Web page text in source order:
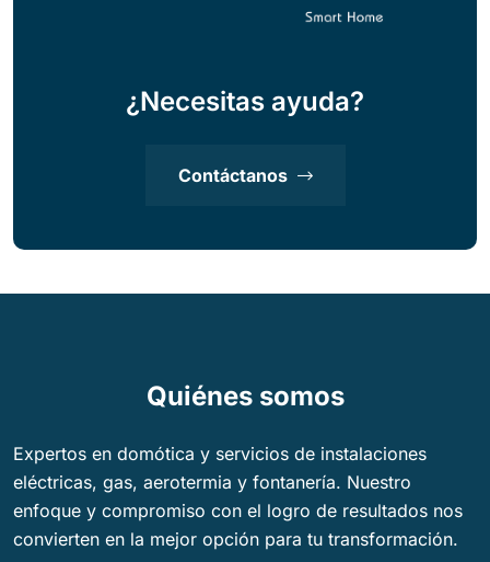
¿Necesitas ayuda?
Contáctanos
Quiénes somos
Expertos en domótica y servicios de instalaciones
eléctricas, gas, aerotermia y fontanería. Nuestro
enfoque y compromiso con el logro de resultados nos
convierten en la mejor opción para tu transformación.